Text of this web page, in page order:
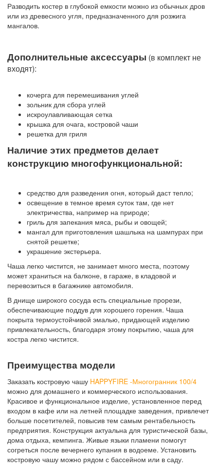
Разводить костер в глубокой емкости можно из обычных дров
или из древесного угля, предназначенного для розжига
мангалов.
Дополнительные аксессуары (в комплект не
входят):
кочерга для перемешивания углей
зольник для сбора углей
искроулавливающая сетка
крышка для очага, костровой чаши
решетка для гриля
Наличие этих предметов делает
конструкцию многофункциональной:
средство для разведения огня, который даст тепло;
освещение в темное время суток там, где нет
электричества, например на природе;
гриль для запекания мяса, рыбы и овощей;
мангал для приготовления шашлыка на шампурах при
снятой решетке;
украшение экстерьера.
Чаша легко чистится, не занимает много места, поэтому
может храниться на балконе, в гараже, в кладовой и
перевозиться в багажнике автомобиля.
В днище широкого сосуда есть специальные прорези,
обеспечивающие поддув для хорошего горения. Чаша
покрыта термоустойчивой эмалью, придающей изделию
привлекательность, благодаря этому покрытию, чаша для
костра легко чистится.
Преимущества модели
Заказать костровую чашу HAPPYFIRE -Многогранник 100/4
можно для домашнего и коммерческого использования.
Красивое и функциональное изделие, установленное перед
входом в кафе или на летней площадке заведения, привлечет
больше посетителей, повысив тем самым рентабельность
предприятия. Конструкция актуальна для туристической базы,
дома отдыха, кемпинга. Живые языки пламени помогут
согреться после вечернего купания в водоеме. Установить
костровую чашу можно рядом с бассейном или в саду.